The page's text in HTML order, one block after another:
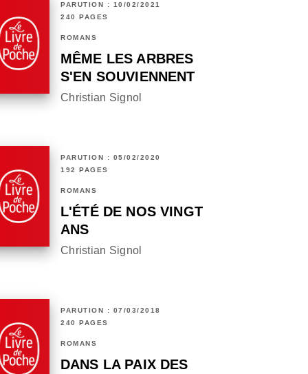
PARUTION : 10/02/2021
240 PAGES
ROMANS
MÊME LES ARBRES
S'EN SOUVIENNENT
Christian Signol
PARUTION : 05/02/2020
192 PAGES
ROMANS
L'ÉTÉ DE NOS VINGT
ANS
Christian Signol
PARUTION : 07/03/2018
240 PAGES
ROMANS
DANS LA PAIX DES